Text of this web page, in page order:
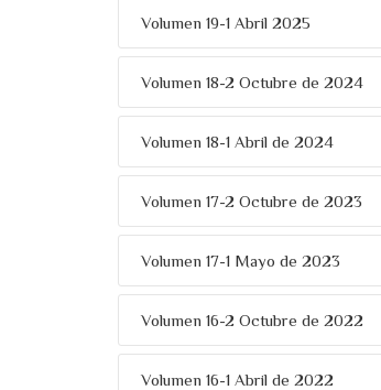
Volumen 19-1 Abril 2025
Volumen 18-2 Octubre de 2024
Volumen 18-1 Abril de 2024
Volumen 17-2 Octubre de 2023
Volumen 17-1 Mayo de 2023
Volumen 16-2 Octubre de 2022
Volumen 16-1 Abril de 2022